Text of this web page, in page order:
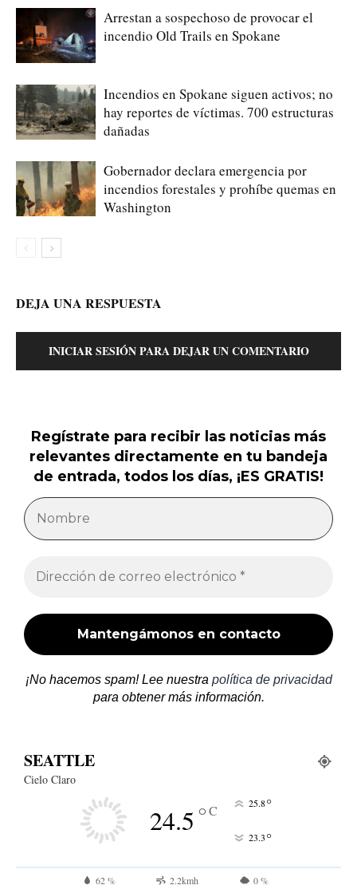
Arrestan a sospechoso de provocar el
incendio Old Trails en Spokane
Incendios en Spokane siguen activos; no
hay reportes de víctimas. 700 estructuras
dañadas
Gobernador declara emergencia por
incendios forestales y prohíbe quemas en
Washington
DEJA UNA RESPUESTA
INICIAR SESIÓN PARA DEJAR UN COMENTARIO
Regístrate para recibir las noticias más
relevantes directamente en tu bandeja
de entrada, todos los días, ¡ES GRATIS!
¡No hacemos spam! Lee nuestra política de privacidad
para obtener más información.
SEATTLE
Cielo Claro
24.5°C 25.8°
23.3°
62 % 2.2kmh 0 %